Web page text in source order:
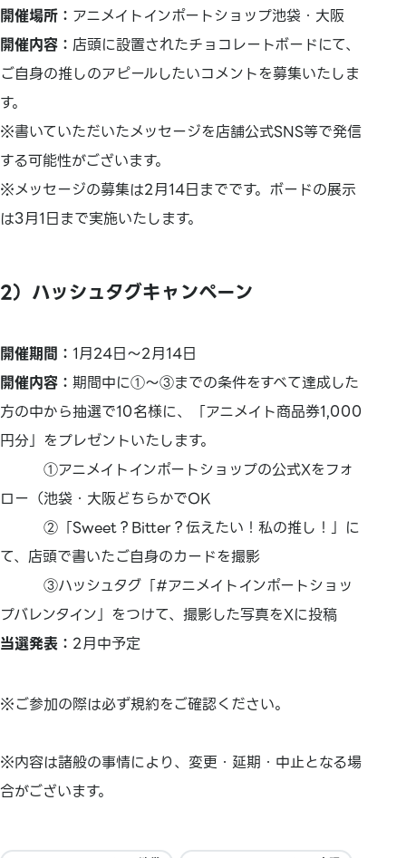
開催場所： アニメイトインポートショップ池袋・大阪
開催内容： 店頭に設置されたチョコレートボードにて、
ご自身の推しのアピールしたいコメントを募集いたしま
す。
※書いていただいたメッセージを店舗公式SNS等で発信
する可能性がございます。
※メッセージの募集は2月14日までです。ボードの展示
は3月1日まで実施いたします。
2）ハッシュタグキャンペーン
開催期間： 1月24日～2月14日
開催内容： 期間中に①～③までの条件をすべて達成した
方の中から抽選で10名様に、「アニメイト商品券1,000
円分」をプレゼントいたします。
①アニメイトインポートショップの公式Xをフォ
ロー（池袋・大阪どちらかでOK
②「Sweet？Bitter？伝えたい！私の推し！」に
て、店頭で書いたご自身のカードを撮影
③ハッシュタグ「#アニメイトインポートショッ
プバレンタイン」をつけて、撮影した写真をXに投稿
当選発表： 2月中予定
※ご参加の際は必ず規約をご確認ください。
※内容は諸般の事情により、変更・延期・中止となる場
合がございます。